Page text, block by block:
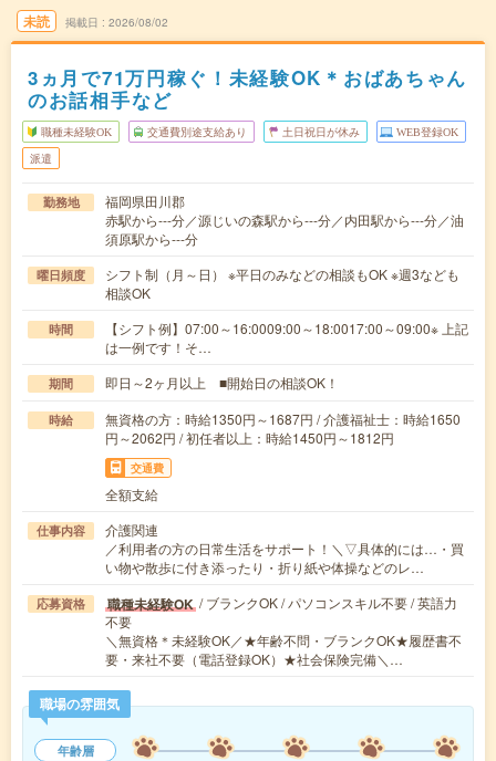
未読 掲載日 2026/08/02
3ヵ月で71万円稼ぐ！未経験OK＊おばあちゃん
のお話相手など
職種未経験OK 交通費別途支給あり 土日祝日が休み WEB登録OK
派遣
勤務地
福岡県田川郡
赤駅から---分／源じいの森駅から---分／内田駅から---分／油
須原駅から---分
曜日頻度
シフト制（月～日） ※平日のみなどの相談もOK ※週3なども
相談OK
時間
【シフト例】07:00～16:0009:00～18:0017:00～09:00※ 上記
は一例です！そ…
期間 即日～2ヶ月以上 ■開始日の相談OK！
時給
無資格の方：時給1350円～1687円 / 介護福祉士：時給1650
円～2062円 / 初任者以上：時給1450円～1812円
交通費
全額支給
仕事内容
介護関連
／利用者の方の日常生活をサポート！＼▽具体的には…・買
い物や散歩に付き添ったり・折り紙や体操などのレ…
応募資格 職種未経験OK / ブランクOK / パソコンスキル不要 / 英語力
不要
＼無資格＊未経験OK／★年齢不問・ブランクOK★履歴書不
要・来社不要（電話登録OK）★社会保険完備＼…
職場の雰囲気
年齢層